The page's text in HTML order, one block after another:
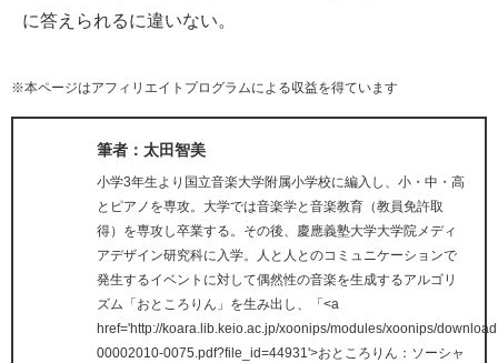
に答えられるに違いない。
※本ページはアフィリエイトプログラムによる収益を得ています
筆者：太田智美
小学3年生より国立音楽大学附属小学校に編入し、小・中・高
とピアノを専攻。大学では音楽学と音楽教育（教員免許取
得）を専攻し卒業する。その後、慶應義塾大学大学院メディ
アデザイン研究科に入学。人と人とのコミュニケーションで
発生するイベントに対して偶然性の音楽を生成するアルゴリ
ズム「おところりん」を生み出し、「<a
href='http://koara.lib.keio.ac.jp/xoonips/modules/xoonips/
00002010-0075.pdf?file_id=44931'>おところりん：ソーシャ